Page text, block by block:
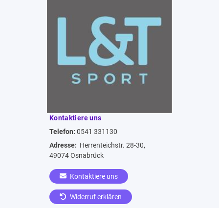
Kontaktiere uns
Telefon: 0541 331130
Adresse: Herrenteichstr. 28-30,
49074 Osnabrück
Kontaktiere uns
Widerruf erklären